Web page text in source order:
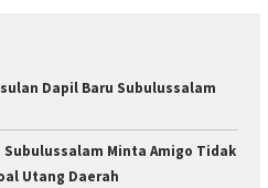
Dapil Baru Subulussalam
Minta Amigo Tidak
Utang Daerah